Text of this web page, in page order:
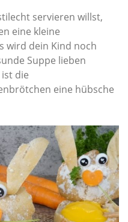
servieren willst,
eine kleine
wird dein Kind noch
Suppe lieben
die
eine hübsche